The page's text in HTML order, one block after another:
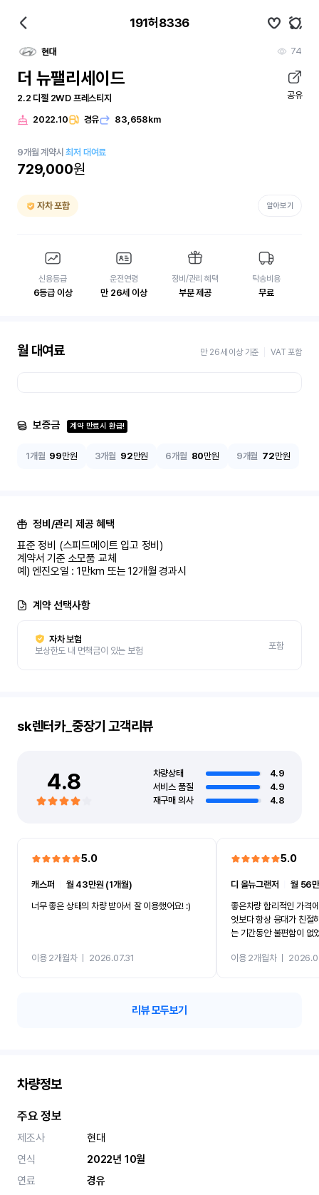
191허8336
현대 74
더 뉴팰리세이드
2.2 디젤 2WD 프레스티지 공유
2022.10 경유 83,658km
9개월 계약시최저 대여료
729,000원
자차 포함 알아보기
신용등급
6등급 이상
운전연령
만 26세 이상
정비/관리 혜택
부분 제공
탁송비용
무료
월 대여료 만 26세 이상 기준 VAT 포함
보증금 계약 만료시 환급!
1개월 99만원 3개월 92만원 6개월 80만원 9개월 72만원
정비/관리 제공 혜택
표준 정비 (스피드메이트 입고 정비)
계약서 기준 소모품 교체
예) 엔진오일 : 1만km 또는 12개월 경과시
계약 선택사항
자차 보험
보상한도 내 면책금이 있는 보험
포함
sk렌터카_중장기 고객리뷰
4.8 차량상태
4.9
서비스 품질
4.9
재구매 의사
4.8
5.0
캐스퍼
월 43만원 (1개월)
너무 좋은 상태의 차량 받아서 잘 이용했어요! :)
이용 2개월차ㅣ 2026.07.31
5.0
디 올뉴그랜저 ㅣ월 56
좋은차량 합리적인 가격
엇보다 항상 응대가 친절
는 기간동안 불편함이 없
카 렌트 고민없이 강추합
이용 2개월차ㅣ
리뷰 모두보기
차량정보
주요 정보
제조사
현대
연식
2022년 10월
연료
경유